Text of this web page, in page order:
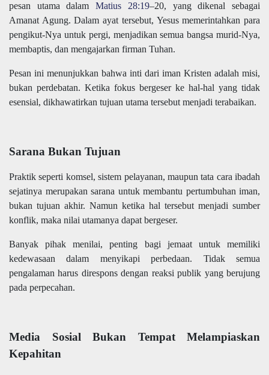
pesan utama dalamMatius 28:19–20, yang dikenal sebagai
Amanat Agung. Dalam ayat tersebut, Yesus memerintahkan para
pengikut-Nya untuk pergi, menjadikan semua bangsa murid-Nya,
membaptis, dan mengajarkan firman Tuhan.
Pesan ini menunjukkan bahwa inti dari iman Kristen adalah misi,
bukan perdebatan. Ketika fokus bergeser ke hal-hal yang tidak
esensial, dikhawatirkan tujuan utama tersebut menjadi terabaikan.
Sarana Bukan Tujuan
Praktik seperti komsel, sistem pelayanan, maupun tata cara ibadah
sejatinya merupakan sarana untuk membantu pertumbuhan iman,
bukan tujuan akhir. Namun ketika hal tersebut menjadi sumber
konflik, maka nilai utamanya dapat bergeser.
Banyak pihak menilai, penting bagi jemaat untuk memiliki
kedewasaan dalam menyikapi perbedaan. Tidak semua
pengalaman harus direspons dengan reaksi publik yang berujung
pada perpecahan.
Media Sosial Bukan Tempat Melampiaskan
Kepahitan